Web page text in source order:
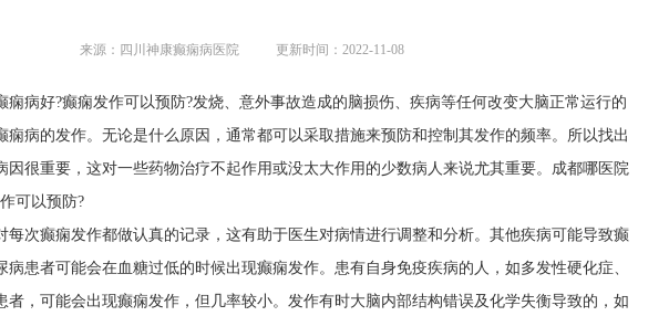
来源：四川神康癫痫病医院 更新时间：2022-11-08
痫病好?癫痫发作可以预防?发烧、意外事故造成的脑损伤、疾病等任何改变大脑正常运行的
痫病的发作。无论是什么原因，通常都可以采取措施来预防和控制其发作的频率。所以找出
因很重要，这对一些药物治疗不起作用或没太大作用的少数病人来说尤其重要。成都哪医院
可以预防?
每次癫痫发作都做认真的记录，这有助于医生对病情进行调整和分析。其他疾病可能导致癫
病患者可能会在血糖过低的时候出现癫痫发作。患有自身免疫疾病的人，如多发性硬化症、
者，可能会出现癫痫发作，但几率较小。发作有时大脑内部结构错误及化学失衡导致的，如